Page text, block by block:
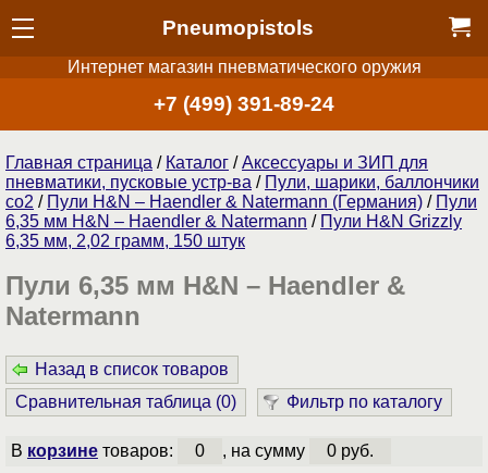
Pneumopistols
Интернет магазин пневматического оружия
+7 (499) 391-89-24
Главная страница / Каталог /Аксессуары и ЗИП для
пневматики, пусковые устр-ва / Пули, шарики, баллончики
со2 / Пули H&N – Haendler & Natermann (Германия) / Пули
6,35 мм H&N – Haendler & Natermann / Пули H&N Grizzly
6,35 мм, 2,02 грамм, 150 штук
Пули 6,35 мм H&N – Haendler &
Natermann
Назад в список товаров
Сравнительная таблица (0) Фильтр по каталогу
В корзинетоваров: 0 , на сумму 0 руб.